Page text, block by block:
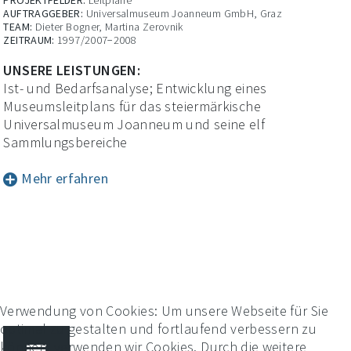
AUFTRAGGEBER: Universalmuseum Joanneum GmbH, Graz
TEAM: Dieter Bogner, Martina Zerovnik
ZEITRAUM: 1997/2007−2008
UNSERE LEISTUNGEN:
Ist- und Bedarfsanalyse; Entwicklung eines
Museumsleitplans für das steiermärkische
Universalmuseum Joanneum und seine elf
Sammlungsbereiche
Mehr erfahren
erschließbar macht. Ziel der Studie war es, die damals
elf Häuser sowohl hinsichtlich ihrer Präsentation als
auch ihrer Positionierung innerhalb des
Verwendung von Cookies: Um unsere Webseite für Sie
optimal zu gestalten und fortlaufend verbessern zu
können, verwenden wir Cookies. Durch die weitere